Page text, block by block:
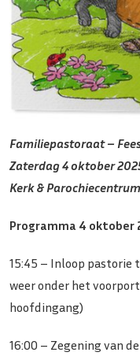
Familiepastoraat –
Zaterdag 4 oktober
Kerk &
Programma 4 oktober
15:45 – Inloop pastorie
weer onder het
hoofdingang)
16:00 – Zegening van